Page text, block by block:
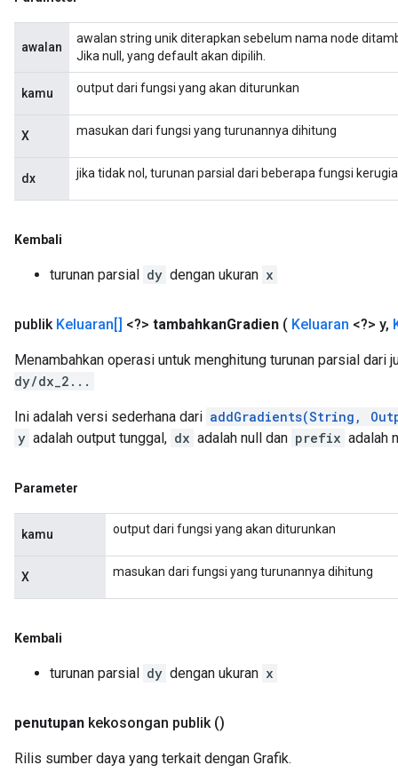
awalan
awalan string unik diterapkan sebelum nama node
Jika null, yang default akan dipilih.
kamu output dari fungsi yang akan diturunkan
X masukan dari fungsi yang turunannya dihitung
dx jika tidak nol, turunan parsial dari beberapa fungsi
Kembali
turunan parsial dy dengan ukuran x
publik Keluaran[] <?> tambahkanGradien ( Keluaran <?> y,
Menambahkan operasi untuk menghitung turunan parsial dari
dy/dx_2...
Ini adalah versi sederhana dari addGradients(String,
y adalah output tunggal, dx adalah null dan prefix adalah
Parameter
kamu output dari fungsi yang akan diturunkan
X masukan dari fungsi yang turunannya dihitung
Kembali
turunan parsial dy dengan ukuran x
penutupan kekosongan publik ()
Rilis sumber daya yang terkait dengan Grafik.